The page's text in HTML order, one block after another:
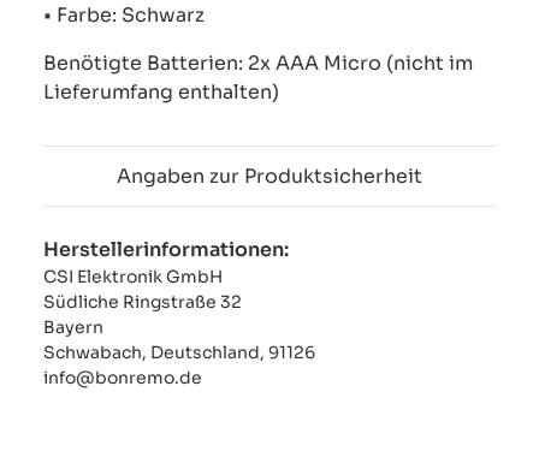
• Farbe: Schwarz
Benötigte Batterien: 2x AAA Micro (nicht im
Lieferumfang enthalten)
Angaben zur Produktsicherheit
Herstellerinformationen:
CSI Elektronik GmbH
Südliche Ringstraße 32
Bayern
Schwabach, Deutschland, 91126
info@bonremo.de